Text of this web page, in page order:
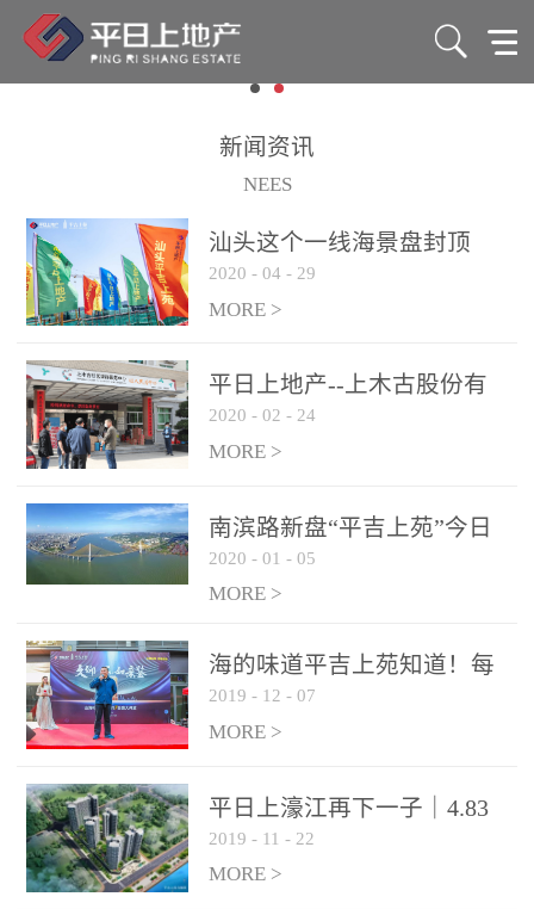
新闻资讯
NEES
汕头这个一线海景盘封顶
了！88-165㎡准现房7字头
起！
2020 - 04 - 29
MORE >
平日上地产--上木古股份有
限公司爱心捐赠活动
2020 - 02 - 24
MORE >
南滨路新盘“平吉上苑”今日
开盘，７字头起价！120套
88-129㎡三房房源推出
2020 - 01 - 05
MORE >
海的味道平吉上苑知道！每
个房间都能看海的样板间开
放了！
2019 - 12 - 07
MORE >
平日上濠江再下一子｜4.83
亿竞得茂洲岩73亩地块！
2019 - 11 - 22
MORE >